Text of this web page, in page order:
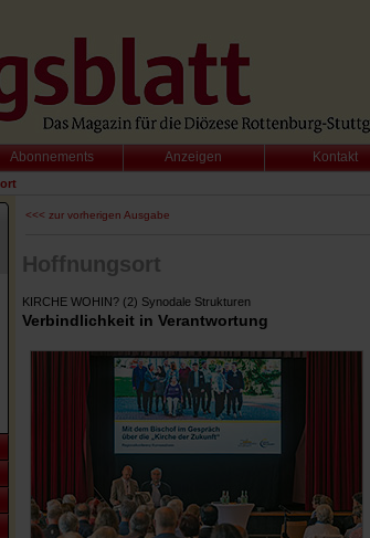
Abonnements Anzeigen Kontakt
<<< zur vorherigen Ausgabe
Hoffnungsort
KIRCHE WOHIN? (2) Synodale Strukturen
Verbindlichkeit in Verantwortung